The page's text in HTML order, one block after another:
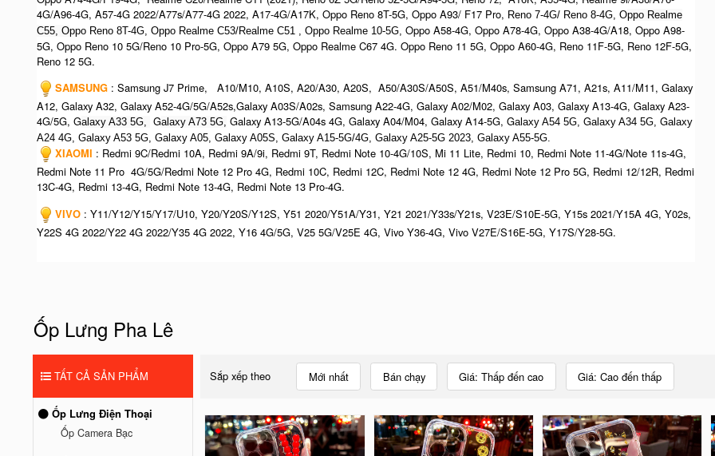
4G/A96-4G, A57-4G 2022/A77s/A77-4G 2022, A17-4G/A17K, Oppo Reno 8T-5G, Oppo A93/ F17 Pro, Reno 7-4G/ Reno 8-4G, Oppo Realme
C55, Oppo Reno 8T-4G, Oppo Realme C53/Realme C51 , Oppo Realme 10-5G, Oppo A58-4G, Oppo A78-4G, Oppo A38-4G/A18, Oppo A98-
5G, Oppo Reno 10 5G/Reno 10 Pro-5G, Oppo A79 5G, Oppo Realme C67 4G. Oppo Reno 11 5G, Oppo A60-4G, Reno 11F-5G, Reno 12F-5G,
Reno 12 5G.
SAMSUNG : Samsung J7 Prime, A10/M10, A10S, A20/A30, A20S, A50/A30S/A50S, A51/M40s, Samsung A71, A21s, A11/M11, Galaxy
A12, Galaxy A32, Galaxy A52-4G/5G/A52s,Galaxy A03S/A02s, Samsung A22-4G, Galaxy A02/M02, Galaxy A03, Galaxy A13-4G, Galaxy A23-
4G/5G, Galaxy A33 5G, Galaxy A73 5G, Galaxy A13-5G/A04s 4G, Galaxy A04/M04, Galaxy A14-5G, Galaxy A54 5G, Galaxy A34 5G, Galaxy
A24 4G, Galaxy A53 5G, Galaxy A05, Galaxy A05S, Galaxy A15-5G/4G, Galaxy A25-5G 2023, Galaxy A55-5G.
XIAOMI : Redmi 9C/Redmi 10A, Redmi 9A/9i, Redmi 9T, Redmi Note 10-4G/10S, Mi 11 Lite, Redmi 10, Redmi Note 11-4G/Note 11s-4G,
Redmi Note 11 Pro 4G/5G/Redmi Note 12 Pro 4G, Redmi 10C, Redmi 12C, Redmi Note 12 4G, Redmi Note 12 Pro 5G, Redmi 12/12R, Redmi
13C-4G, Redmi 13-4G, Redmi Note 13-4G, Redmi Note 13 Pro-4G.
VIVO : Y11/Y12/Y15/Y17/U10, Y20/Y20S/Y12S, Y51 2020/Y51A/Y31, Y21 2021/Y33s/Y21s, V23E/S10E-5G, Y15s 2021/Y15A 4G, Y02s,
Y22S 4G 2022/Y22 4G 2022/Y35 4G 2022, Y16 4G/5G, V25 5G/V25E 4G, Vivo Y36-4G, Vivo V27E/S16E-5G, Y17S/Y28-5G.
Ốp Lưng Pha Lê
TẤT CẢ SẢN PHẨM
Ốp Lưng Điện Thoại
Ốp Camera Bạc
Sắp xếp theo Mới nhất Bán chạy Giá: Thấp đến cao Giá: Cao đến thấp